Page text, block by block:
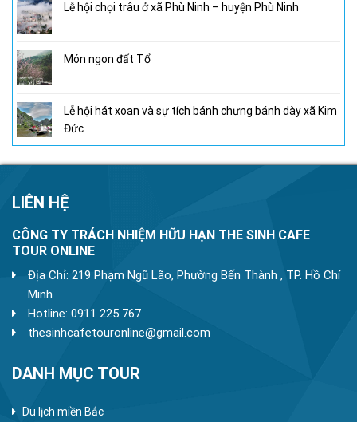
Lễ hội chọi trâu ở xã Phù Ninh – huyện Phù Ninh
Món ngon đất Tổ
Lễ hội hát xoan và sự tích bánh chưng bánh dày xã Kim
Đức
LIÊN HỆ
CÔNG TY TRÁCH NHIỆM HỮU HẠN THE SINH CAFE
TOUR ONLINE
Địa Chỉ: 219 Phạm Ngũ Lão, Phường Bến Thành , TP. Hồ Chí
Minh
Hotline: 0911 225 767
thesinhcafetouronline@gmail.com
DANH MỤC TOUR
Du lịch miền Bắc